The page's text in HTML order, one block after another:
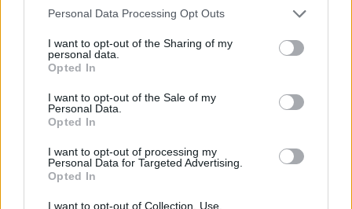
Personal Data Processing Opt Outs
I want to opt-out of the Sharing of my
personal data.
Opted In
I want to opt-out of the Sale of my
Personal Data.
Opted In
I want to opt-out of processing my
Personal Data for Targeted Advertising.
Opted In
I want to opt-out of Collection, Use,
FEEDS
Anya Taylor-Joy: «Οι γυναίκες δεν